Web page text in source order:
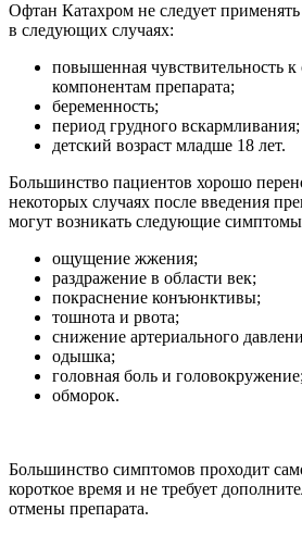
Офтан Катахром не следует
в следующих случаях:
повышенная чувствительность
компонентам препарата;
беременность;
период грудного вскармливания;
детский возраст младше 18 лет.
Большинство пациентов хорошо
некоторых случаях после введения
могут возникать следующие
ощущение жжения;
раздражение в области век;
покраснение конъюнктивы;
тошнота и рвота;
снижение артериального
одышка;
головная боль и головокружение;
обморок.
Большинство симптомов проходит
короткое время и не требует
отмены препарата.